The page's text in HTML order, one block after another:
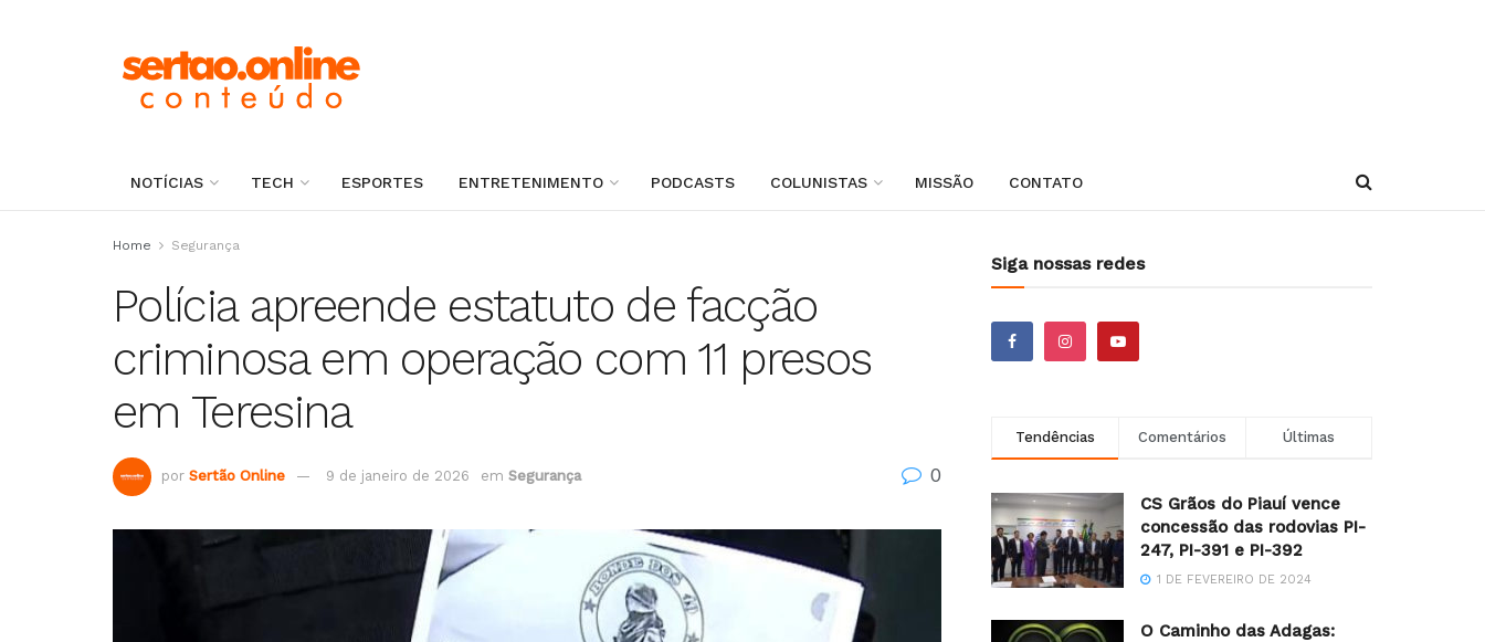
NOTÍCIAS TECH ESPORTES ENTRETENIMENTO PODCASTS COLUNISTAS MISSÃO CONTATO
Home Segurança
Polícia apreende estatuto de facção
criminosa em operação com 11 presos
em Teresina
por Sertão Online 9 de janeiro de 2026 em Segurança 0
Siga nossas redes
Tendências Comentários Últimas
CS Grãos do Piauí vence
concessão das rodovias PI-
247, PI-391 e PI-392
1 DE FEVEREIRO DE 2024
O Caminho das Adagas: